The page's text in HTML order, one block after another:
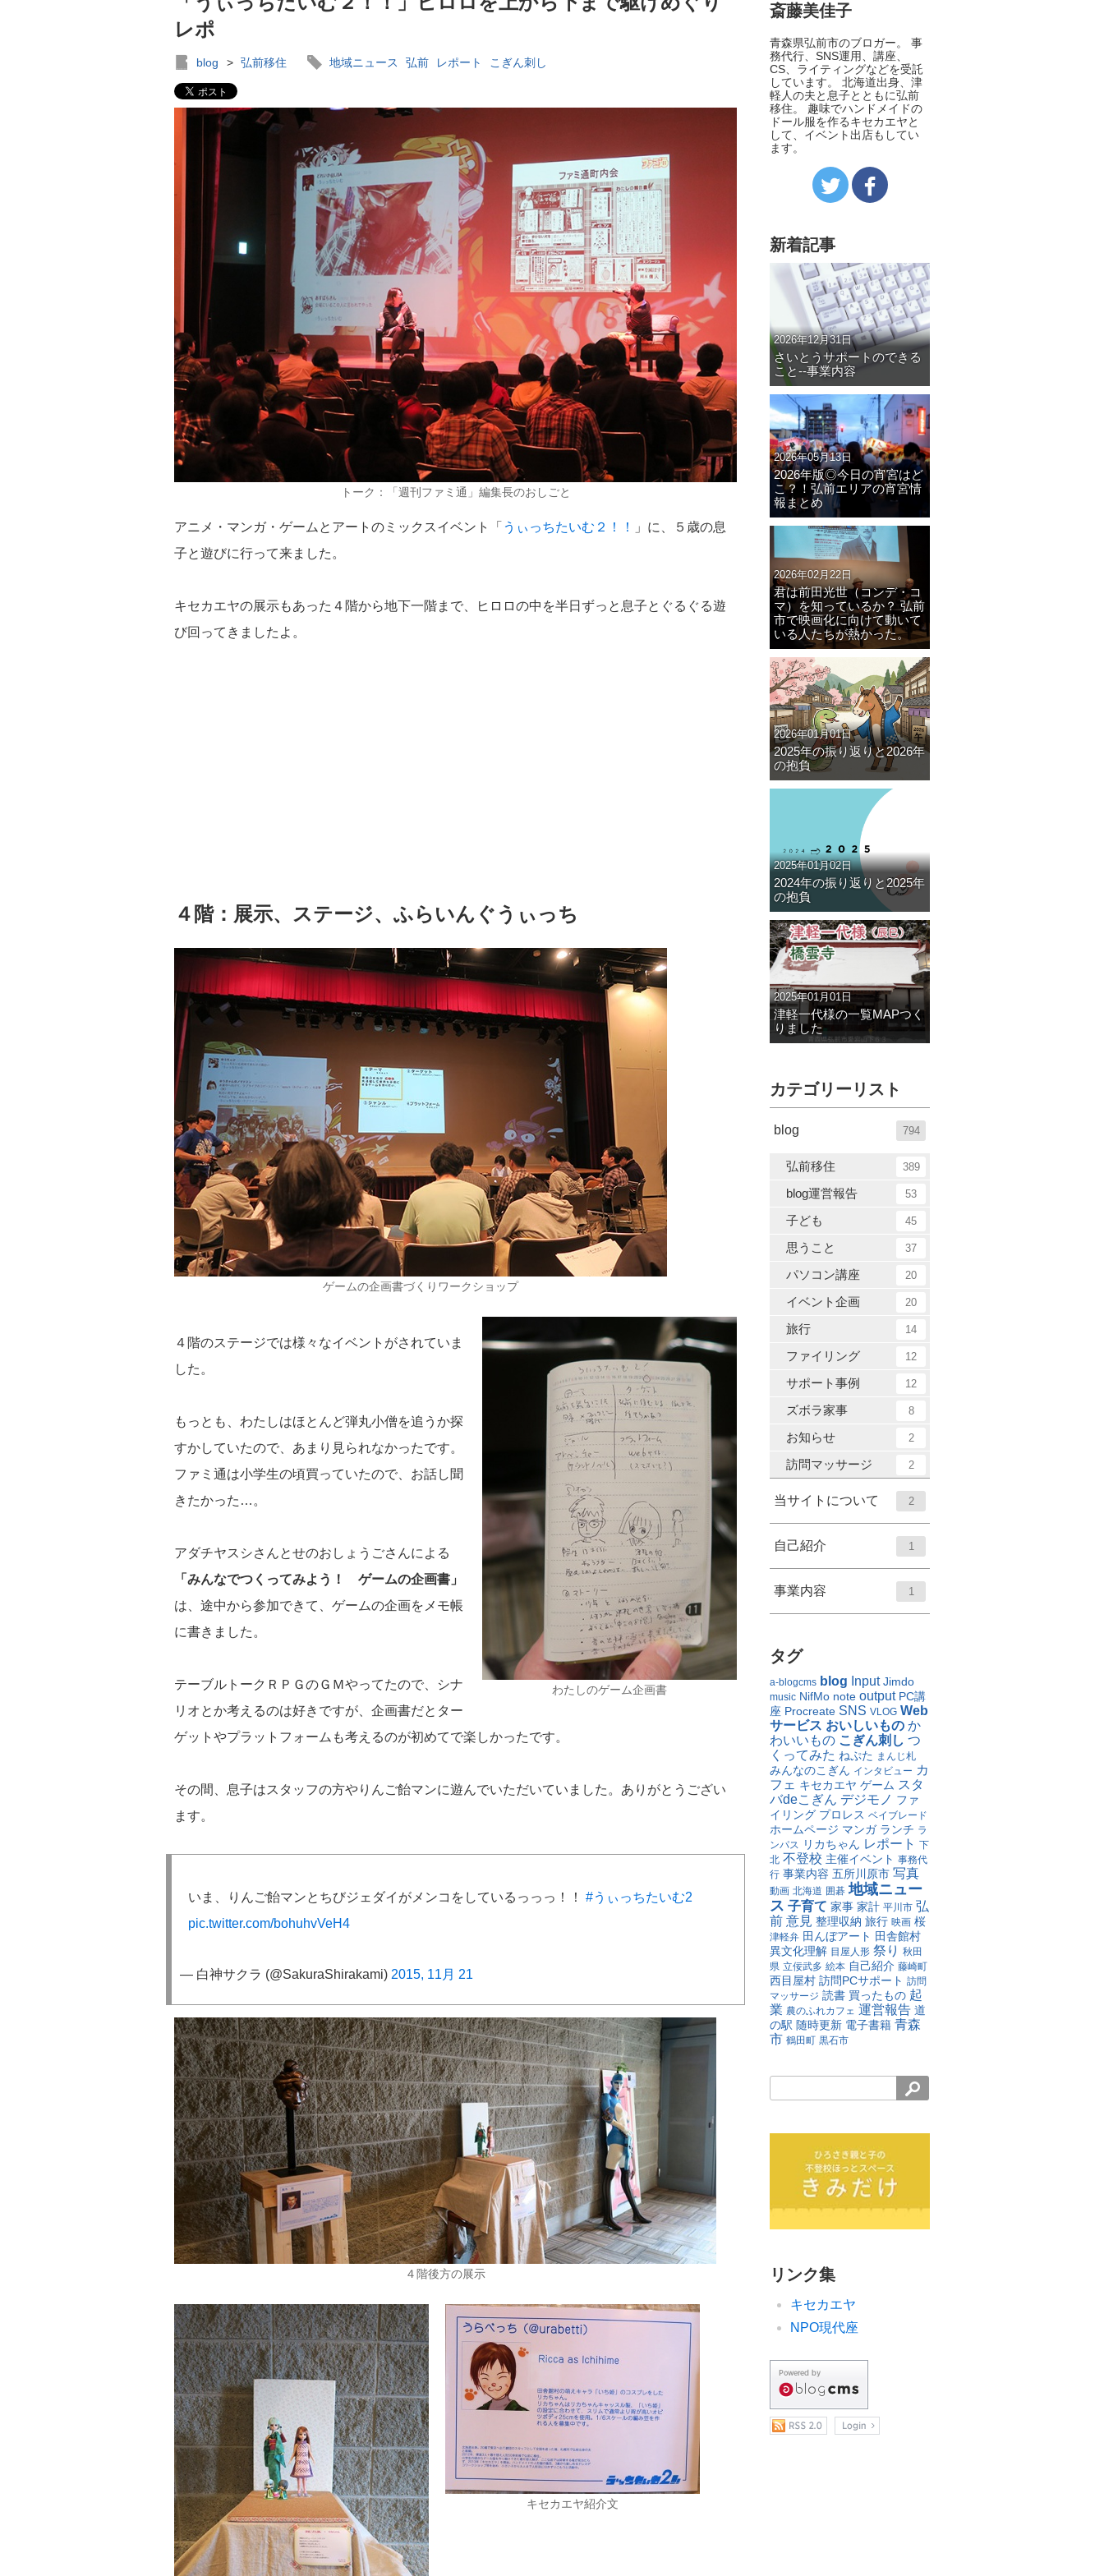
レポ
blog > 弘前移住 地域ニュース 弘前 レポート こぎん刺し
トーク：「週刊ファミ通」編集長のおしごと
アニメ・マンガ・ゲームとアートのミックスイベント「 うぃっちたいむ２！！
」に、５歳の息
子と遊びに行って来ました。
キセカエヤの展示もあった４階から地下一階まで、ヒロロの中を半日ずっと息子とぐるぐる遊
び回ってきましたよ。
４階：展示、ステージ、ふらいんぐうぃっち
ゲームの企画書づくりワークショップ
わたしのゲーム企画書
４階のステージでは様々なイベントがされていま
した。
もっとも、わたしはほとんど弾丸小僧を追うか探
すかしていたので、あまり見られなかったです。
ファミ通は小学生の頃買っていたので、お話し聞
きたかった…。
アダチヤスシさんとせのおしょうごさんによる
「みんなでつくってみよう！ ゲームの企画書」
は、途中から参加できて、ゲームの企画をメモ帳
に書きました。
テーブルトークＲＰＧのＧＭやってたので、シナ
リオとか考えるのは好きですが、企画書だとター
ゲットやプラットフォームも考えるのが初めてで楽しかったです。
その間、息子はスタッフの方やりんご飴マンに遊んでいただいていました。ありがとうござい
ます。
いま、りんご飴マンとちびジェダイがメンコをしているっっっ！！ #うぃっちたいむ2
pic.twitter.com/bohuhvVeH4
— 白神サクラ (@SakuraShirakami) 2015, 11月 21
４階後方の展示
キセカエヤ紹介文
斎藤美佳子
青森県弘前市のブロガー。 事
務代行、SNS運用、講座、
CS、ライティングなどを受託
しています。 北海道出身、津
軽人の夫と息子とともに弘前
移住。 趣味でハンドメイドの
ドール服を作るキセカエヤと
して、イベント出店もしてい
ます。
新着記事
2026年12月31日
さいとうサポートのできる
こと--事業内容
2026年05月13日
2026年版◎今日の宵宮はど
こ？！弘前エリアの宵宮情
報まとめ
2026年02月22日
君は前田光世（コンデ・コ
マ）を知っているか？ 弘前
市で映画化に向けて動いて
いる人たちが熱かった。
2026年01月01日
2025年の振り返りと2026年
の抱負
2025年01月02日
2024年の振り返りと2025年
の抱負
2025年01月01日
津軽一代様の一覧MAPつく
りました
カテゴリーリスト
blog 794
弘前移住 389
blog運営報告 53
子ども 45
思うこと 37
パソコン講座 20
イベント企画 20
旅行 14
ファイリング 12
サポート事例 12
ズボラ家事 8
お知らせ 2
訪問マッサージ 2
当サイトについて 2
自己紹介 1
事業内容 1
タグ
a-blogcms blog Input Jimdo
music NifMo note output PC講
座 Procreate SNS VLOG Web
サービス おいしいもの か
わいいもの こぎん刺し つ
くってみた ねぷた まんじ札
みんなのこぎん インタビュー カ
フェ キセカエヤ ゲーム スタ
バdeこぎん デジモノ ファ
イリング プロレス ベイブレード
ホームページ マンガ ランチ ラ
ンパス リカちゃん レポート 下
北 不登校 主催イベント 事務代
行 事業内容 五所川原市 写真
動画 北海道 囲碁 地域ニュー
ス 子育て 家事 家計 平川市 弘
前 意見 整理収納 旅行 映画 桜
津軽弁 田んぼアート 田舎館村
異文化理解 目屋人形 祭り 秋田
県 立佞武多 絵本 自己紹介 藤崎町
西目屋村 訪問PCサポート 訪問
マッサージ 読書 買ったもの 起
業 農のふれカフェ 運営報告 道
の駅 随時更新 電子書籍 青森
市 鶴田町 黒石市
リンク集
キセカエヤ
NPO現代座